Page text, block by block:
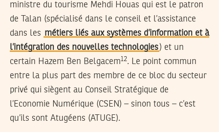
ministre du tourisme Mehdi Houas qui est le patron
de Talan (spécialisé dans le conseil et l’assistance
dans les métiers liés aux systèmes d’information et à
l’intégration des nouvelles technologies) et un
certain Hazem Ben Belgacem 12. Le point commun
entre la plus part des membre de ce bloc du secteur
privé qui siègent au Conseil Stratégique de
l’Economie Numérique (CSEN) – sinon tous – c’est
qu’ils sont Atugéens (ATUGE).